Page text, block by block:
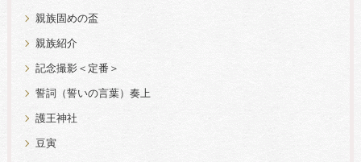
親族固めの盃
親族紹介
記念撮影＜定番＞
誓詞（誓いの言葉）奏上
護王神社
豆寅